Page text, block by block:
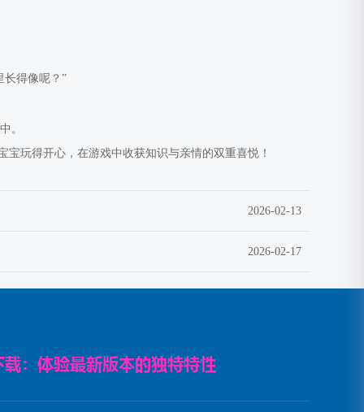
长得像呢？”
。
玩得开心，在游戏中收获知识与亲情的双重喜悦！
2026-02-13
2026-02-17